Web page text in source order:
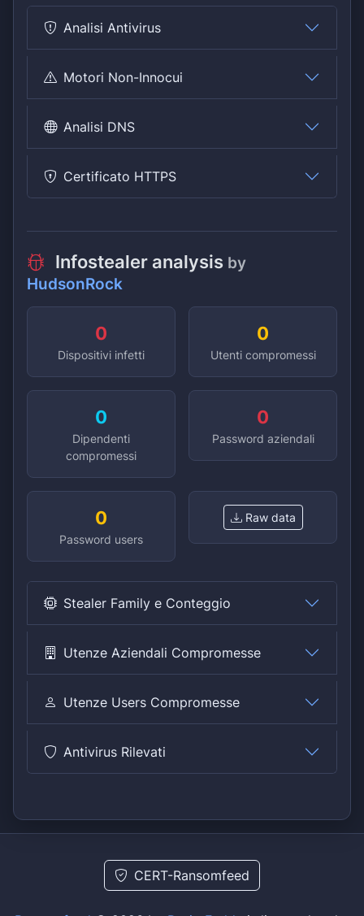
Analisi Antivirus
Motori Non-Innocui
Analisi DNS
Certificato HTTPS
Infostealer analysis by
HudsonRock
0
Dispositivi infetti
0
Utenti compromessi
0
Dipendenti
compromessi
0
Password aziendali
0
Password users
Raw data
Stealer Family e Conteggio
Utenze Aziendali Compromesse
Utenze Users Compromesse
Antivirus Rilevati
CERT-Ransomfeed